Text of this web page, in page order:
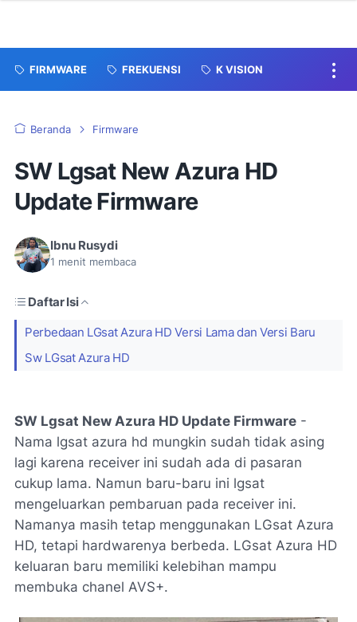
FIRMWARE FREKUENSI K VISION
Beranda Firmware
SW Lgsat New Azura HD
Update Firmware
Ibnu Rusydi
1 menit membaca
Daftar Isi
Perbedaan LGsat Azura HD Versi Lama dan Versi Baru
Sw LGsat Azura HD
SW Lgsat New Azura HD Update Firmware -
Nama lgsat azura hd mungkin sudah tidak asing
lagi karena receiver ini sudah ada di pasaran
cukup lama. Namun baru-baru ini lgsat
mengeluarkan pembaruan pada receiver ini.
Namanya masih tetap menggunakan LGsat Azura
HD, tetapi hardwarenya berbeda. LGsat Azura HD
keluaran baru memiliki kelebihan mampu
membuka chanel AVS+.